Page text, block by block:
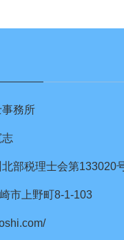
務所
部税理士会第133020
市上野町8-1-103